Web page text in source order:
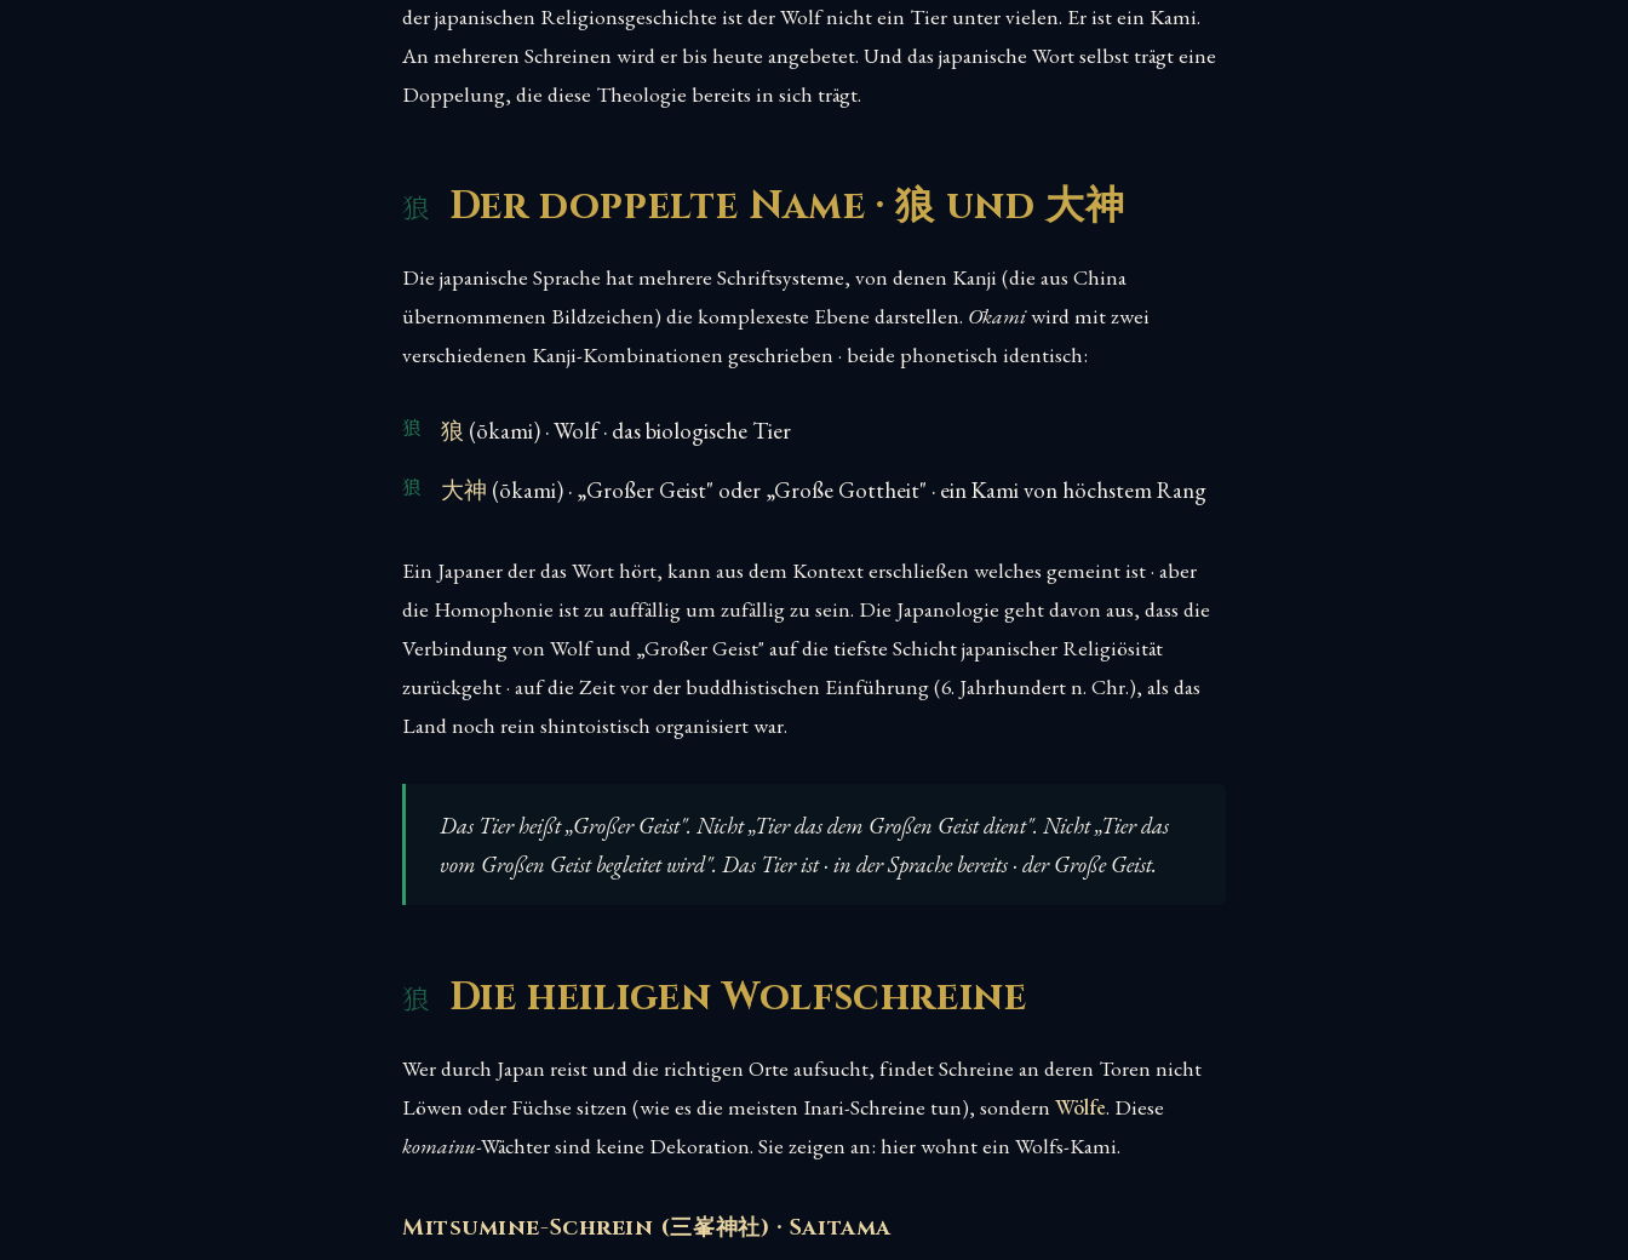
der japanischen Religionsgeschichte ist der Wolf nicht ein Tier unter vielen. Er ist ein Kami.
An mehreren Schreinen wird er bis heute angebetet. Und das japanische Wort selbst trägt eine
Doppelung, die diese Theologie bereits in sich trägt.
Der doppelte Name · 狼 und 大神
Die japanische Sprache hat mehrere Schriftsysteme, von denen Kanji (die aus China
übernommenen Bildzeichen) die komplexeste Ebene darstellen. Ōkamiwird mit zwei
verschiedenen Kanji-Kombinationen geschrieben · beide phonetisch identisch:
狼 (ōkami) · Wolf · das biologische Tier
大神 (ōkami) · „Großer Geist" oder „Große Gottheit" · ein Kami von höchstem Rang
Ein Japaner der das Wort hört, kann aus dem Kontext erschließen welches gemeint ist · aber
die Homophonie ist zu auffällig um zufällig zu sein. Die Japanologie geht davon aus, dass die
Verbindung von Wolf und „Großer Geist" auf die tiefste Schicht japanischer Religiösität
zurückgeht · auf die Zeit vor der buddhistischen Einführung (6. Jahrhundert n. Chr.), als das
Land noch rein shintoistisch organisiert war.
Das Tier heißt „Großer Geist". Nicht „Tier das dem Großen Geist dient". Nicht „Tier das
vom Großen Geist begleitet wird". Das Tierist· in der Sprache bereits · der Große Geist.
Die heiligen Wolfschreine
Wer durch Japan reist und die richtigen Orte aufsucht, findet Schreine an deren Toren nicht
Löwen oder Füchse sitzen (wie es die meisten Inari-Schreine tun), sondern Wölfe. Diese
komainu-Wächter sind keine Dekoration. Sie zeigen an: hier wohnt ein Wolfs-Kami.
Mitsumine-Schrein (三峯神社) · Saitama